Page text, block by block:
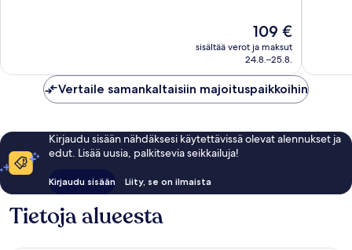
Hinta
on
109 €
109 €
sisältää verot ja maksut
24.8.–25.8.
Vertaile samankaltaisiin majoituspaikkoihin
Kirjaudu sisään nähdäksesi käytettävissä olevat alennukset ja
edut. Lisää uusia, palkitsevia seikkailuja!
Kirjaudu sisään Liity, se on ilmaista
Tietoja alueesta